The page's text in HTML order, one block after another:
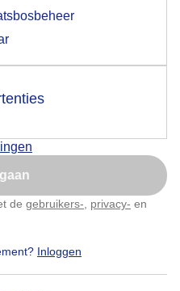
de gebruikers- privacy- en
Inloggen
uit je browser waarin
de popup
later
te passen